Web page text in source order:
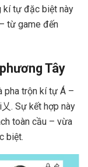
kí tự đặc biệt này
từ game đến
Tây
pha trộn kí tự Á –
. Sự kết hợp này
toàn cầu – vừa
biệt.